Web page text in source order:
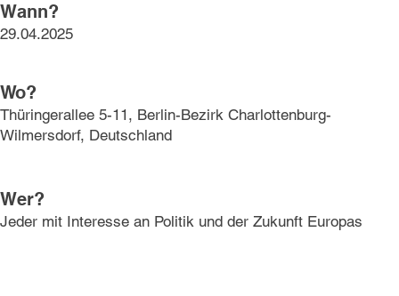
Wann?
29.04.2025
Wo?
Thüringerallee 5-11, Berlin-Bezirk Charlottenburg-
Wilmersdorf, Deutschland
Wer?
Jeder mit Interesse an Politik und der Zukunft Europas